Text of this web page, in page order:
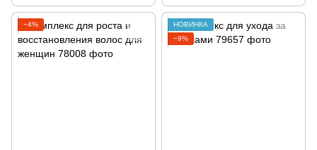
−4%
НОВИНКА
−9%